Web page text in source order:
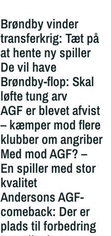
Brøndby vinder
transferkrig: Tæt på
at hente ny spiller
De vil have
Brøndby-flop: Skal
løfte tung arv
AGF er blevet afvist
– kæmper mod flere
klubber om angriber
Med mod AGF? –
En spiller med stor
kvalitet
Andersons AGF-
comeback: Der er
plads til forbedring